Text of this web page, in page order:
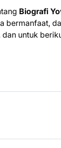
Biografi
untuk